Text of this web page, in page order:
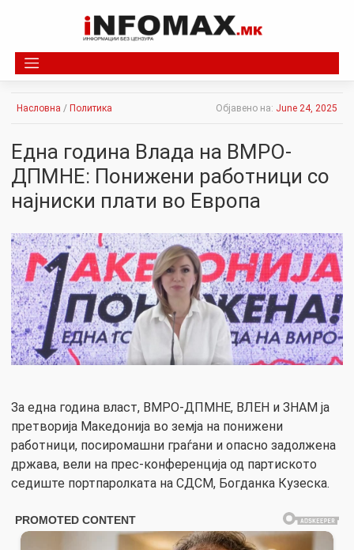
Насловна / Политика Објавено на: June 24, 2025
Една година Влада на ВМРО-
ДПМНЕ: Понижени работници со
најниски плати во Европа
За една година власт, ВМРО-ДПМНЕ, ВЛЕН и ЗНАМ ја
претворија Македонија во земја на понижени
работници, посиромашни граѓани и опасно задолжена
држава, вели на прес-конференција од партиското
седиште портпаролката на СДСМ, Богданка Кузеска.